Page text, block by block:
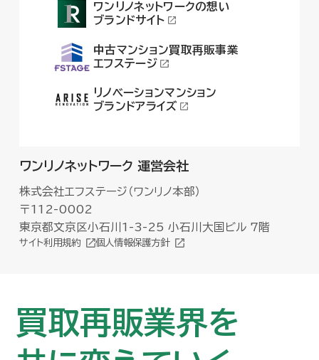
ワンリノネットワークの想い
ブランドサイト
中古マンション買取再販事業
エフステージ
リノベーションマンション
ブランドアライズ
ワンリノネットワーク 運営会社
株式会社エフステージ（ワンリノ本部）
〒112-0002
東京都文京区小石川1-3-25 小石川大国ビル 7階
サイト利用規約 個人情報保護方針
買取再販業界を
買取再販業界を